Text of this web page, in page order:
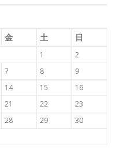
金 土 日
1
2
7 8
9
14 15
16
21 22
23
28 29
30